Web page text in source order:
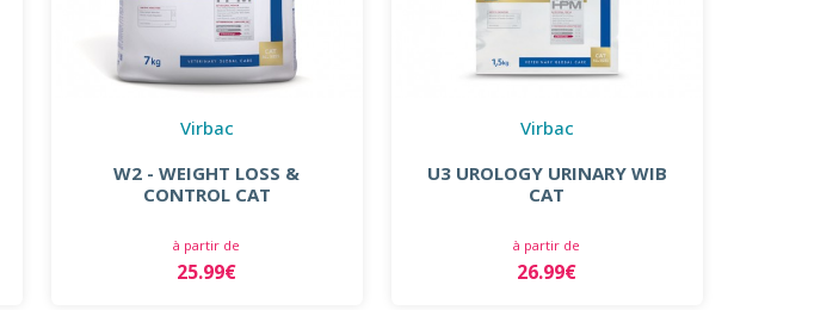
Virbac
W2 - WEIGHT LOSS &
CONTROL CAT
à partir de
25.99€
Virbac
U3 UROLOGY URINARY WIB
CAT
à partir de
26.99€